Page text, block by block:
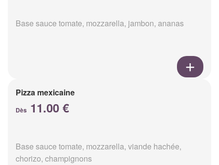
Base sauce tomate, mozzarella, jambon, ananas
Pizza mexicaine
Dès 11.00 €
Base sauce tomate, mozzarella, viande hachée,
chorizo, champignons